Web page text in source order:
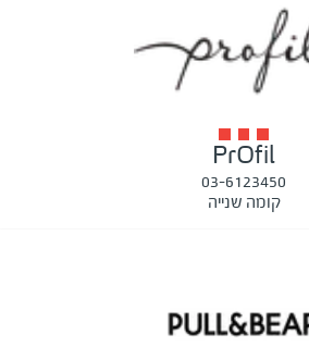
PrOfil
03-6123450
קומה שנייה